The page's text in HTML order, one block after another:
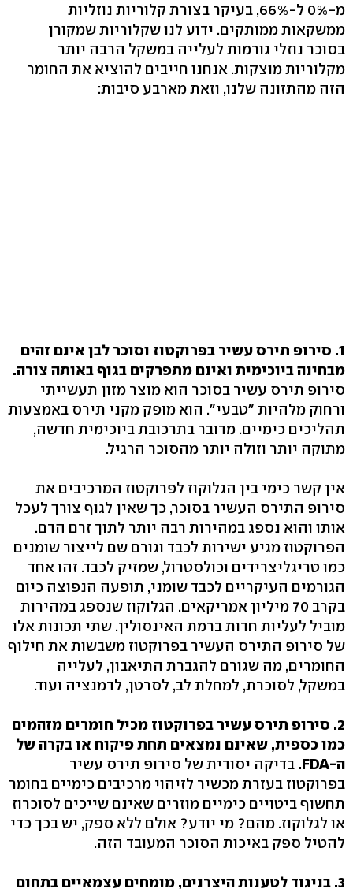
מ-0% ל-66%, בעיקר בצורת קלוריות נוזליות
ממשקאות ממותקים. ידוע לנו שקלוריות שמקורן
בסוכר נוזלי גורמות לעלייה במשקל הרבה יותר
מקלוריות מוצקות. אנחנו חייבים להוציא את החומר
הזה מהתזונה שלנו, וזאת מארבע סיבות:
1. סירופ תירס עשיר בפרוקטוז וסוכר לבן אינם זהים
מבחינה ביוכימית ואינם מתפרקים בגוף באותה צורה.
סירופ תירס עשיר בסוכר הוא מוצר מזון תעשייתי
ורחוק מלהיות "טבעי". הוא מופק מקני תירס באמצעות
תהליכים כימיים. מדובר בתרכובת ביוכימית חדשה,
מתוקה יותר וזולה יותר מהסוכר הרגיל.
אין קשר כימי בין הגלוקוז לפרוקטוז המרכיבים את
סירופ התירס העשיר בסוכר, כך שאין לגוף צורך לעכל
אותו והוא נספג במהירות רבה יותר לתוך זרם הדם.
הפרוקטוז מגיע ישירות לכבד וגורם שם לייצור שומנים
כמו טריגליצרידים וכולסטרול, שמזיק לכבד. זהו אחד
הגורמים העיקריים לכבד שומני, תופעה הנפוצה כיום
בקרב 70 מיליון אמריקאים. הגלוקוז שנספג במהירות
מוביל לעליות חדות ברמת האינסולין. שתי תכונות אלו
של סירופ התירס העשיר בפרוקטוז משבשות את חילוף
החומרים, מה שגורם להגברת התיאבון, לעלייה
במשקל, לסוכרת, למחלת לב, לסרטן, לדמנציה ועוד.
2. סירופ תירס עשיר בפרוקטוז מכיל חומרים מזהמים
כמו כספית, שאינם נמצאים תחת פיקוח או בקרה של
ה-FDA.
בדיקה יסודית של סירופ תירס עשיר
בפרוקטוז בעזרת מכשיר לזיהוי מרכיבים כימיים בחומר
תחשוף ביטויים כימיים מוזרים שאינם שייכים לסוכרוז
או לגלוקוז. מהם? מי יודע? אולם ללא ספק, יש בכך כדי
להטיל ספק באיכות הסוכר המעובד הזה.
3. בניגוד לטענות היצרנים, מומחים עצמאיים בתחום